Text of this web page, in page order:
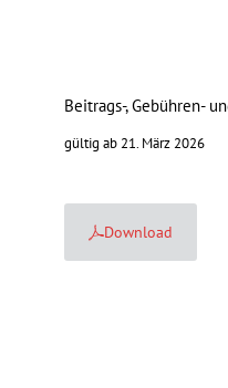
Beitrags-, Gebühren-
gültig ab 21. März 2026
Download